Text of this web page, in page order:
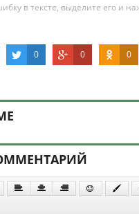
в тексте, выделите его и
0 0 0